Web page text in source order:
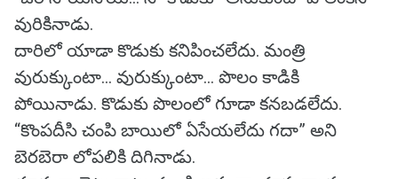
వురికినాడు.
దారిలో యాడా కొడుకు కనిపించలేదు. మంత్రి
వురుక్కుంటా... వురుక్కుంటా... పొలం కాడికి
పోయినాడు. కొడుకు పొలంలో గూడా కనబడలేదు.
“కొంపదీసి చంపి బాయిలో ఏసేయలేదు గదా” అని
బెరబెరా లోపలికి దిగినాడు.